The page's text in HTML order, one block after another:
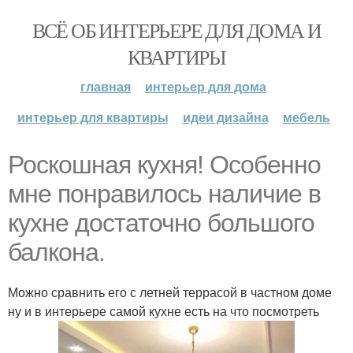
ВСЁ ОБ ИНТЕРЬЕРЕ ДЛЯ ДОМА И
КВАРТИРЫ
главная
интерьер для дома
интерьер для квартиры
идеи дизайна мебель
Роскошная кухня! Особенно
мне понравилось наличие в
кухне достаточно большого
балкона.
Можно сравнить его с летней террасой в частном доме
ну и в интерьере самой кухне есть на что посмотреть